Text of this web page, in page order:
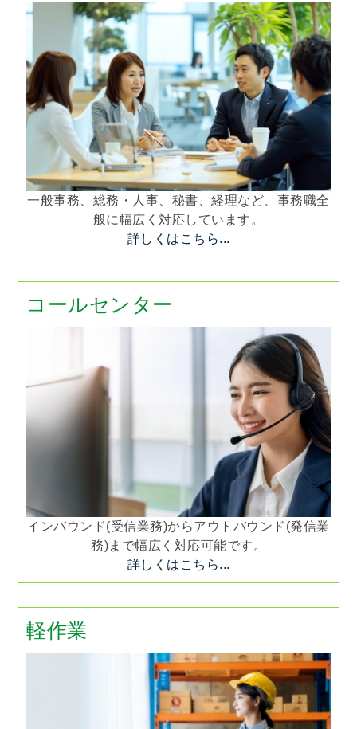
一般事務、総務・人事、秘書、経理など、事務職全
般に幅広く対応しています。
詳しくはこちら...
コールセンター
インバウンド(受信業務)からアウトバウンド(発信業
務)まで幅広く対応可能です。
詳しくはこちら...
軽作業